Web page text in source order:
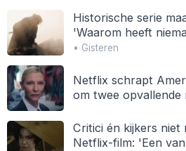
Historische serie
'Waarom heeft
• Gisteren
Netflix schrapt
om twee opvallende
Critici én kijkers niet
Netflix-film: 'Een